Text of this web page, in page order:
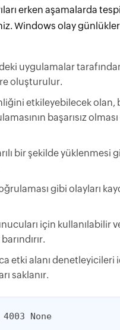
erken aşamalarda
Windows olay
uygulamalar
oluşturulur.
etkileyebilecek olan,
başarısız olması
bir şekilde yüklenmesi
gibi olayları
için kullanılabilir
etki alanı denetleyicileri
saklanır.
None